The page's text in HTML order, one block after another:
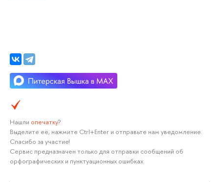
Нашли опечатку?
Выделите её, нажмите Ctrl+Enter и отправьте нам уведомление.
Спасибо за участие!
Сервис предназначен только для отправки сообщений об
орфографических и пунктуационных ошибках.